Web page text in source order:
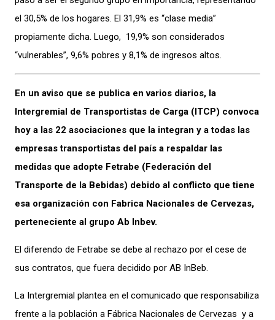
el 30,5% de los hogares. El 31,9% es “clase media”
propiamente dicha. Luego, 19,9% son considerados
“vulnerables”, 9,6% pobres y 8,1% de ingresos altos.
En un aviso que se publica en varios diarios, la
Intergremial de Transportistas de Carga (ITCP) convoca
hoy a las 22 asociaciones que la integran y a todas las
empresas transportistas del país a respaldar las
medidas que adopte Fetrabe (Federación del
Transporte de la Bebidas) debido al conflicto que tiene
esa organización con Fabrica Nacionales de Cervezas,
perteneciente al grupo Ab Inbev.
El diferendo de Fetrabe se debe al rechazo por el cese de
sus contratos, que fuera decidido por AB InBeb.
La Intergremial plantea en el comunicado que responsabiliza
frente a la población a Fábrica Nacionales de Cervezas y a